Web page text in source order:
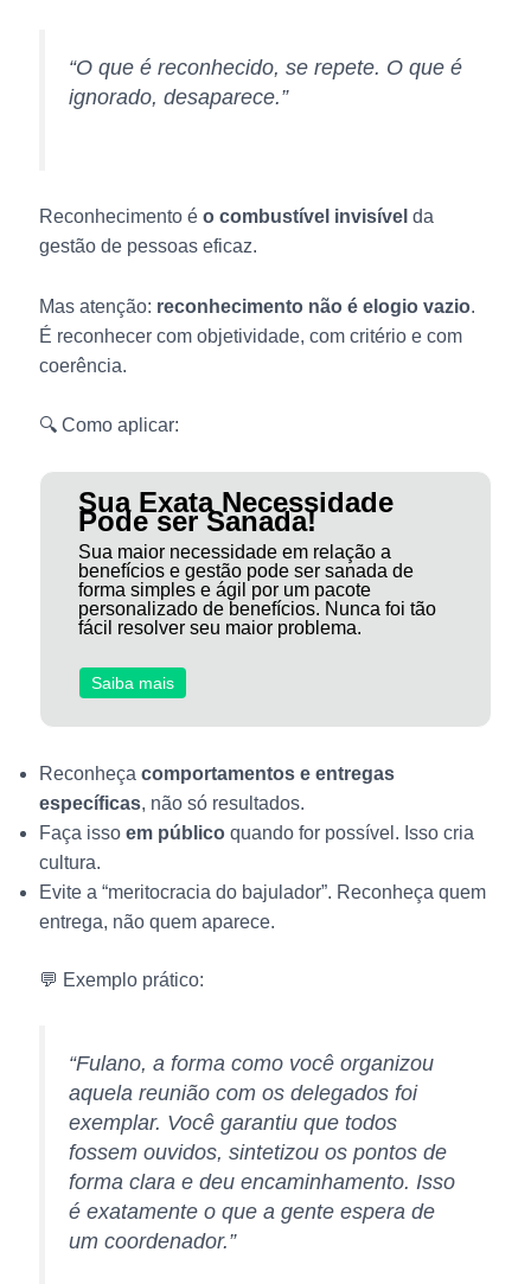
“O que é reconhecido, se repete. O que é
ignorado, desaparece.”
Reconhecimento é o combustível invisível da
gestão de pessoas eficaz.
Mas atenção: reconhecimento não é elogio vazio.
É reconhecer com objetividade, com critério e com
coerência.
🔍 Como aplicar:
Sua Exata Necessidade
Pode ser Sanada!
Sua maior necessidade em relação a
benefícios e gestão pode ser sanada de
forma simples e ágil por um pacote
personalizado de benefícios. Nunca foi tão
fácil resolver seu maior problema.
Saiba mais
Reconheça comportamentos e entregas
específicas, não só resultados.
Faça isso em públicoquando for possível. Isso cria
cultura.
Evite a “meritocracia do bajulador”. Reconheça quem
entrega, não quem aparece.
💬 Exemplo prático:
“Fulano, a forma como você organizou
aquela reunião com os delegados foi
exemplar. Você garantiu que todos
fossem ouvidos, sintetizou os pontos de
forma clara e deu encaminhamento. Isso
é exatamente o que a gente espera de
um coordenador.”